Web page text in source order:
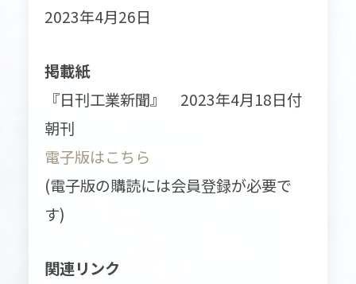
2023年4月26日
掲載紙
『日刊工業新聞』 2023年4月18日付
朝刊
電子版はこちら
(電子版の購読には会員登録が必要で
す)
関連リンク